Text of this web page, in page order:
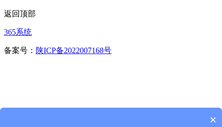
返回顶部
365系统
备案号： 陕ICP备2022007168号
×